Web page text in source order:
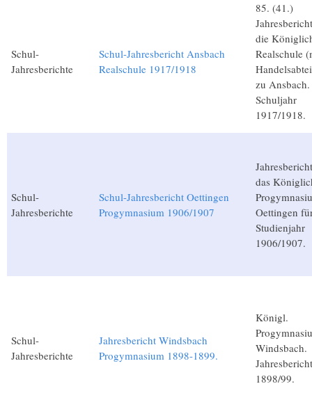
Schul-
Jahresberichte
Schul-Jahresbericht Ansbach
Realschule 1917/1918
85. (41.)
die
Realschule
zu Ansbach.
Schuljahr
1917/1918.
Schul-
Jahresberichte
Schul-Jahresbericht Oettingen
Progymnasium 1906/1907
das
Oettingen
Studienjahr
1906/1907.
Schul-
Jahresberichte
Jahresbericht Windsbach
Progymnasium 1898-1899.
Königl.
Windsbach.
Jahresbericht
1898/99.